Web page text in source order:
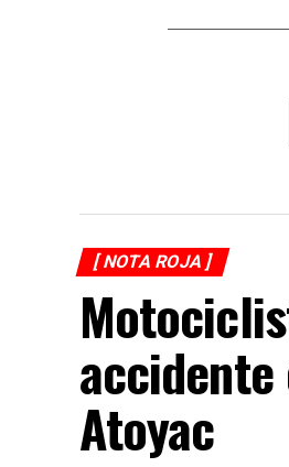
[ NOTA ROJA ]
Atoyac